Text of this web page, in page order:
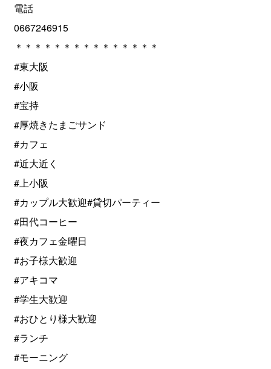
電話
0667246915
＊＊＊＊＊＊＊＊＊＊＊＊＊＊＊
#東大阪
#小阪
#宝持
#厚焼きたまごサンド
#カフェ
#近大近く
#上小阪
#カップル大歓迎#貸切パーティー
#田代コーヒー
#夜カフェ金曜日
#お子様大歓迎
#アキコマ
#学生大歓迎
#おひとり様大歓迎
#ランチ
#モーニング